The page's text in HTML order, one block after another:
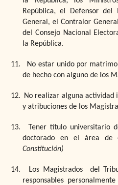
República, el Defensor del
General, el Contralor
del Consejo Nacional
la República.
11.
No estar unido por
de hecho con alguno de los
12.
No realizar alguna actividad
y atribuciones de los
13.
Tener título universitario
doctorado en el área de
Constitución)
14. Los Magistradosdel
responsables